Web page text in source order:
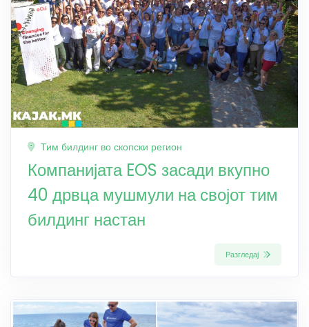
Тим билдинг во скопски регион
Компанијата EOS засади вкупно
40 дрвца мушмули на својот тим
билдинг настан
Разгледај